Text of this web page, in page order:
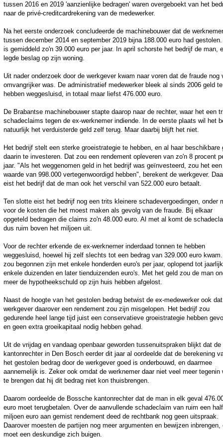
tussen 2016 en 2019 'aanzienlijke bedragen' waren overgeboekt van het
naar de privé-creditcardrekening van de medewerker.
Na het eerste onderzoek concludeerde de machinebouwer dat de werknemer
tussen december 2014 en september 2019 bijna 188.000 euro had
is gemiddeld zo'n 39.000 euro per jaar. In april schorste het bedrijf de man,
legde beslag op zijn woning.
Uit nader onderzoek door de werkgever kwam naar voren dat de fraude nog
omvangrijker was. De administratief medewerker bleek al sinds 2006 geld te
hebben weggesluisd, in totaal maar liefst 476.000 euro.
De Brabantse machinebouwer stapte daarop naar de rechter, waar het een
schadeclaims tegen de ex-werknemer indiende. In de eerste plaats wil het
natuurlijk het verduisterde geld zelf terug. Maar daarbij blijft het niet.
Het bedrijf stelt een sterke groeistrategie te hebben, en al haar beschikbare
daarin te investeren. Dat zou een rendement opleveren van zo'n 8 procent
jaar. "Als het weggenomen geld in het bedrijf was geïnvesteerd, zou het een
waarde van 998.000 vertegenwoordigd hebben", berekent de werkgever.
eist het bedrijf dat de man ook het verschil van 522.000 euro betaalt.
Ten slotte eist het bedrijf nog een trits kleinere schadevergoedingen, onder
voor de kosten die het moest maken als gevolg van de fraude. Bij elkaar
opgeteld bedragen die claims zo'n 48.000 euro. Al met al komt de
dus ruim boven het miljoen uit.
Voor de rechter erkende de ex-werknemer inderdaad tonnen te hebben
weggesluisd, hoewel hij zelf slechts tot een bedrag van 329.000 euro
zou begonnen zijn met enkele honderden euro's per jaar, oplopend tot
enkele duizenden en later tienduizenden euro's. Met het geld zou de man
meer de hypotheekschuld op zijn huis hebben afgelost.
Naast de hoogte van het gestolen bedrag betwist de ex-medewerker ook
werkgever daarover een rendement zou zijn misgelopen. Het bedrijf zou
gedurende heel lange tijd juist een conservatieve groeistrategie hebben
en geen extra groeikapitaal nodig hebben gehad.
Uit de vrijdag en vandaag openbaar geworden tussenuitspraken blijkt dat de
kantonrechter in Den Bosch eerder dit jaar al oordeelde dat de berekening
het gestolen bedrag door de werkgever goed is onderbouwd, en daarmee
aannemelijk is. Zeker ook omdat de werknemer daar niet veel meer tegenin
te brengen dat hij dit bedrag niet kon thuisbrengen.
Daarom oordeelde de Bossche kantonrechter dat de man in elk geval
euro moet terugbetalen. Over de aanvullende schadeclaim van ruim een half
miljoen euro aan gemist rendement deed de rechtbank nog geen uitspraak.
Daarover moesten de partijen nog meer argumenten en bewijzen inbrengen,
moet een deskundige zich buigen.